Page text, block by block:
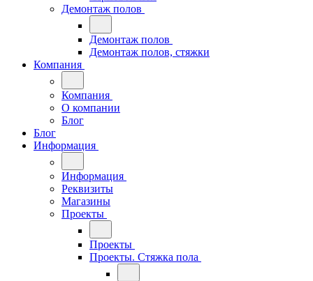
Демонтаж полов
Демонтаж полов
Демонтаж полов, стяжки
Компания
Компания
О компании
Блог
Блог
Информация
Информация
Реквизиты
Магазины
Проекты
Проекты
Проекты. Стяжка пола